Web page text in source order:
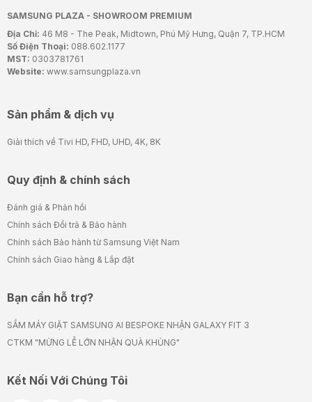
SAMSUNG PLAZA - SHOWROOM PREMIUM
Địa Chỉ: 46 M8 - The Peak, Midtown, Phú Mỹ Hưng, Quận 7, TP.HCM
Số Điện Thoại: 088.602.1177
MST: 0303781761
Website: www.samsungplaza.vn
Sản phẩm & dịch vụ
Giải thích về Tivi HD, FHD, UHD, 4K, 8K
Quy định & chính sách
Đánh giá & Phản hồi
Chính sách Đổi trả & Bảo hành
Chính sách Bảo hành từ Samsung Việt Nam
Chính sách Giao hàng & Lắp đặt
Bạn cần hỗ trợ?
SẮM MÁY GIẶT SAMSUNG AI BESPOKE NHẬN GALAXY FIT 3
CTKM "MỪNG LỄ LỚN NHẬN QUÀ KHỦNG"
Kết Nối Với Chúng Tôi